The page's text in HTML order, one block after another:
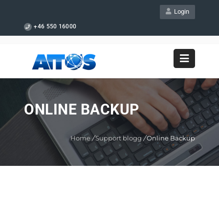
Login
+46 550 16000
ONLINE BACKUP
Home /Support blogg /Online Backup